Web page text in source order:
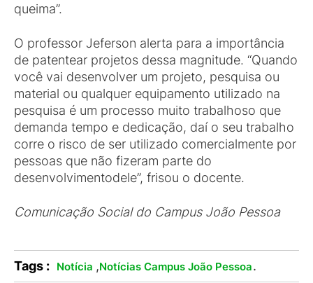
queima”.
O professor Jeferson alerta para a importância
de patentear projetos dessa magnitude. “Quando
você vai desenvolver um projeto, pesquisa ou
material ou qualquer equipamento utilizado na
pesquisa é um processo muito trabalhoso que
demanda tempo e dedicação, daí o seu trabalho
corre o risco de ser utilizado comercialmente por
pessoas que não fizeram parte do
desenvolvimentodele”, frisou o docente.
Comunicação Social do Campus João Pessoa
Tags : Notícia ,Notícias Campus João Pessoa.